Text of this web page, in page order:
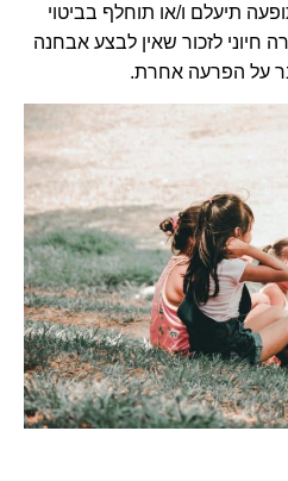
תיעלם ו/או תוחלף בביטוי
לזכור שאין לבצע אבחנה
על הפרעה אחרת.